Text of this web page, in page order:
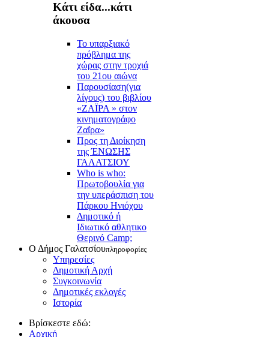
Κάτι είδα...κάτι
άκουσα
Το υπαρξιακό
πρόβλημα της
χώρας στην τροχιά
του 21ου αιώνα
Παρουσίαση(για
λίγους) του βιβλίου
«ΖΑΪΡΑ » στον
κινηματογράφο
Ζαΐρα»
Προς τη Διοίκηση
της ΈΝΩΣΗΣ
ΓΑΛΑΤΣΙΟΥ
Who is who:
Πρωτοβουλία για
την υπεράσπιση του
Πάρκου Ηνιόχου
Δημοτικό ή
Ιδιωτικό αθλητικο
Θερινό Camp;
Ο Δήμος Γαλατσίουπληροφορίες
Υπηρεσίες
Δημοτική Αρχή
Συγκοινωνία
Δημοτικές εκλογές
Ιστορία
Βρίσκεστε εδώ:
Αρχική